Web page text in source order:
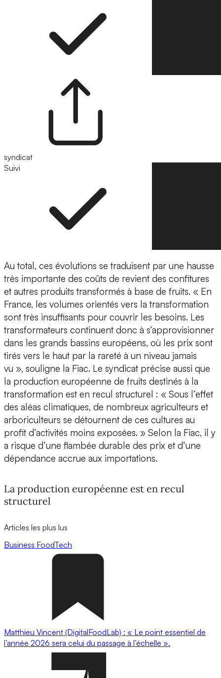
syndicat
Suivi
Au total, ces évolutions se traduisent par une hausse
très importante des coûts de revient des confitures
et autres produits transformés à base de fruits. « En
France, les volumes orientés vers la transformation
sont très insuffisants pour couvrir les besoins. Les
transformateurs continuent donc à s’approvisionner
dans les grands bassins européens, où les prix sont
tirés vers le haut par la rareté à un niveau jamais
vu », souligne la Fiac. Le syndicat précise aussi que
la production européenne de fruits destinés à la
transformation est en recul structurel : « Sous l’effet
des aléas climatiques, de nombreux agriculteurs et
arboriculteurs se détournent de ces cultures au
profit d’activités moins exposées. » Selon la Fiac, il y
a risque d’une flambée durable des prix et d’une
dépendance accrue aux importations.
La production européenne est en recul
structurel
Articles les plus lus
Business FoodTech
Matthieu Vincent (DigitalFoodLab) : « Le point essentiel de
l’année 2026 sera celui du passage à l’échelle ».